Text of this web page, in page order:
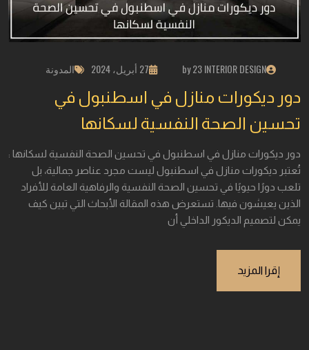
by 23 INTERIOR DESIGN 27 أبريل، 2024 المدونة
دور ديكورات منازل في اسطنبول في
تحسين الصحة النفسية لسكانها
دور ديكورات منازل في اسطنبول في تحسين الصحة النفسية لسكانها :
تُعتبر ديكورات منازل في اسطنبول ليست مجرد عناصر جمالية، بل
تلعب دورًا حيويًا في تحسين الصحة النفسية والرفاهية العامة للأفراد
الذين يعيشون فيها. تستعرض هذه المقالة الأبحاث التي تبين كيف
يمكن لتصميم الديكور الداخلي أن
إقرا المزيد